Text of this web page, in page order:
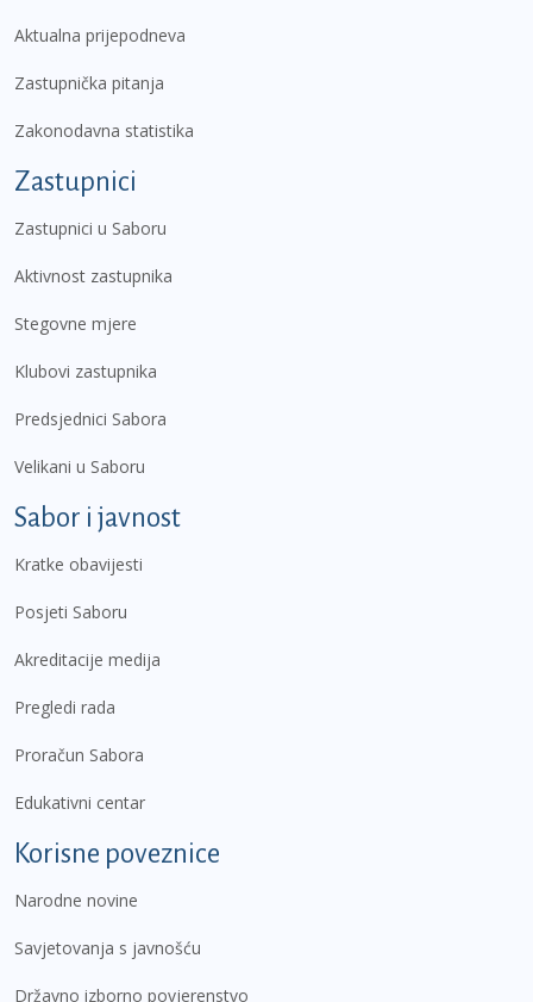
Aktualna prijepodneva
Zastupnička pitanja
Zakonodavna statistika
Zastupnici
Zastupnici u Saboru
Aktivnost zastupnika
Stegovne mjere
Klubovi zastupnika
Predsjednici Sabora
Velikani u Saboru
Sabor i javnost
Kratke obavijesti
Posjeti Saboru
Akreditacije medija
Pregledi rada
Proračun Sabora
Edukativni centar
Korisne poveznice
Narodne novine
Savjetovanja s javnošću
Državno izborno povjerenstvo